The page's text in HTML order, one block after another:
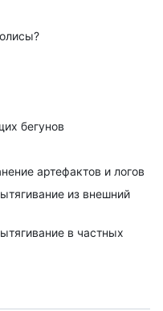
бегунов
артефактов и логов
из внешний
в частных